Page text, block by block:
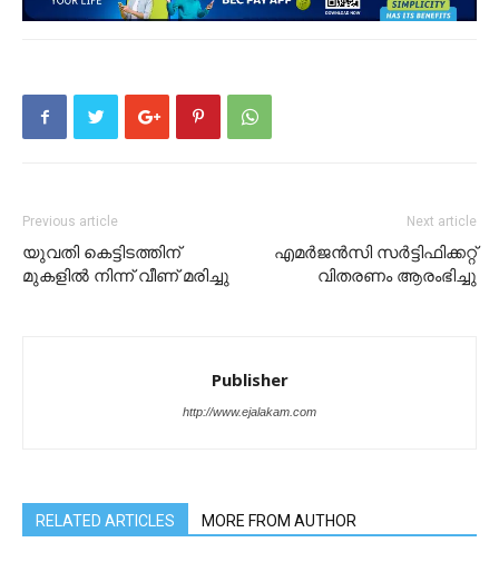
Previous article
യുവതി കെട്ടിടത്തിന്
മുകളിൽ നിന്ന് വീണ് മരിച്ചു
Next article
എമർജൻസി സർട്ടിഫിക്കറ്റ്
വിതരണം ആരംഭിച്ചു
Publisher
http://www.ejalakam.com
RELATED ARTICLES MORE FROM AUTHOR